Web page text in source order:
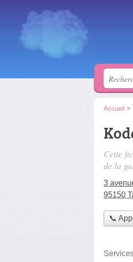
Accueil >
Cette
de la
3
95150
📞